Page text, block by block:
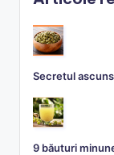
Secretul
9 băuturi